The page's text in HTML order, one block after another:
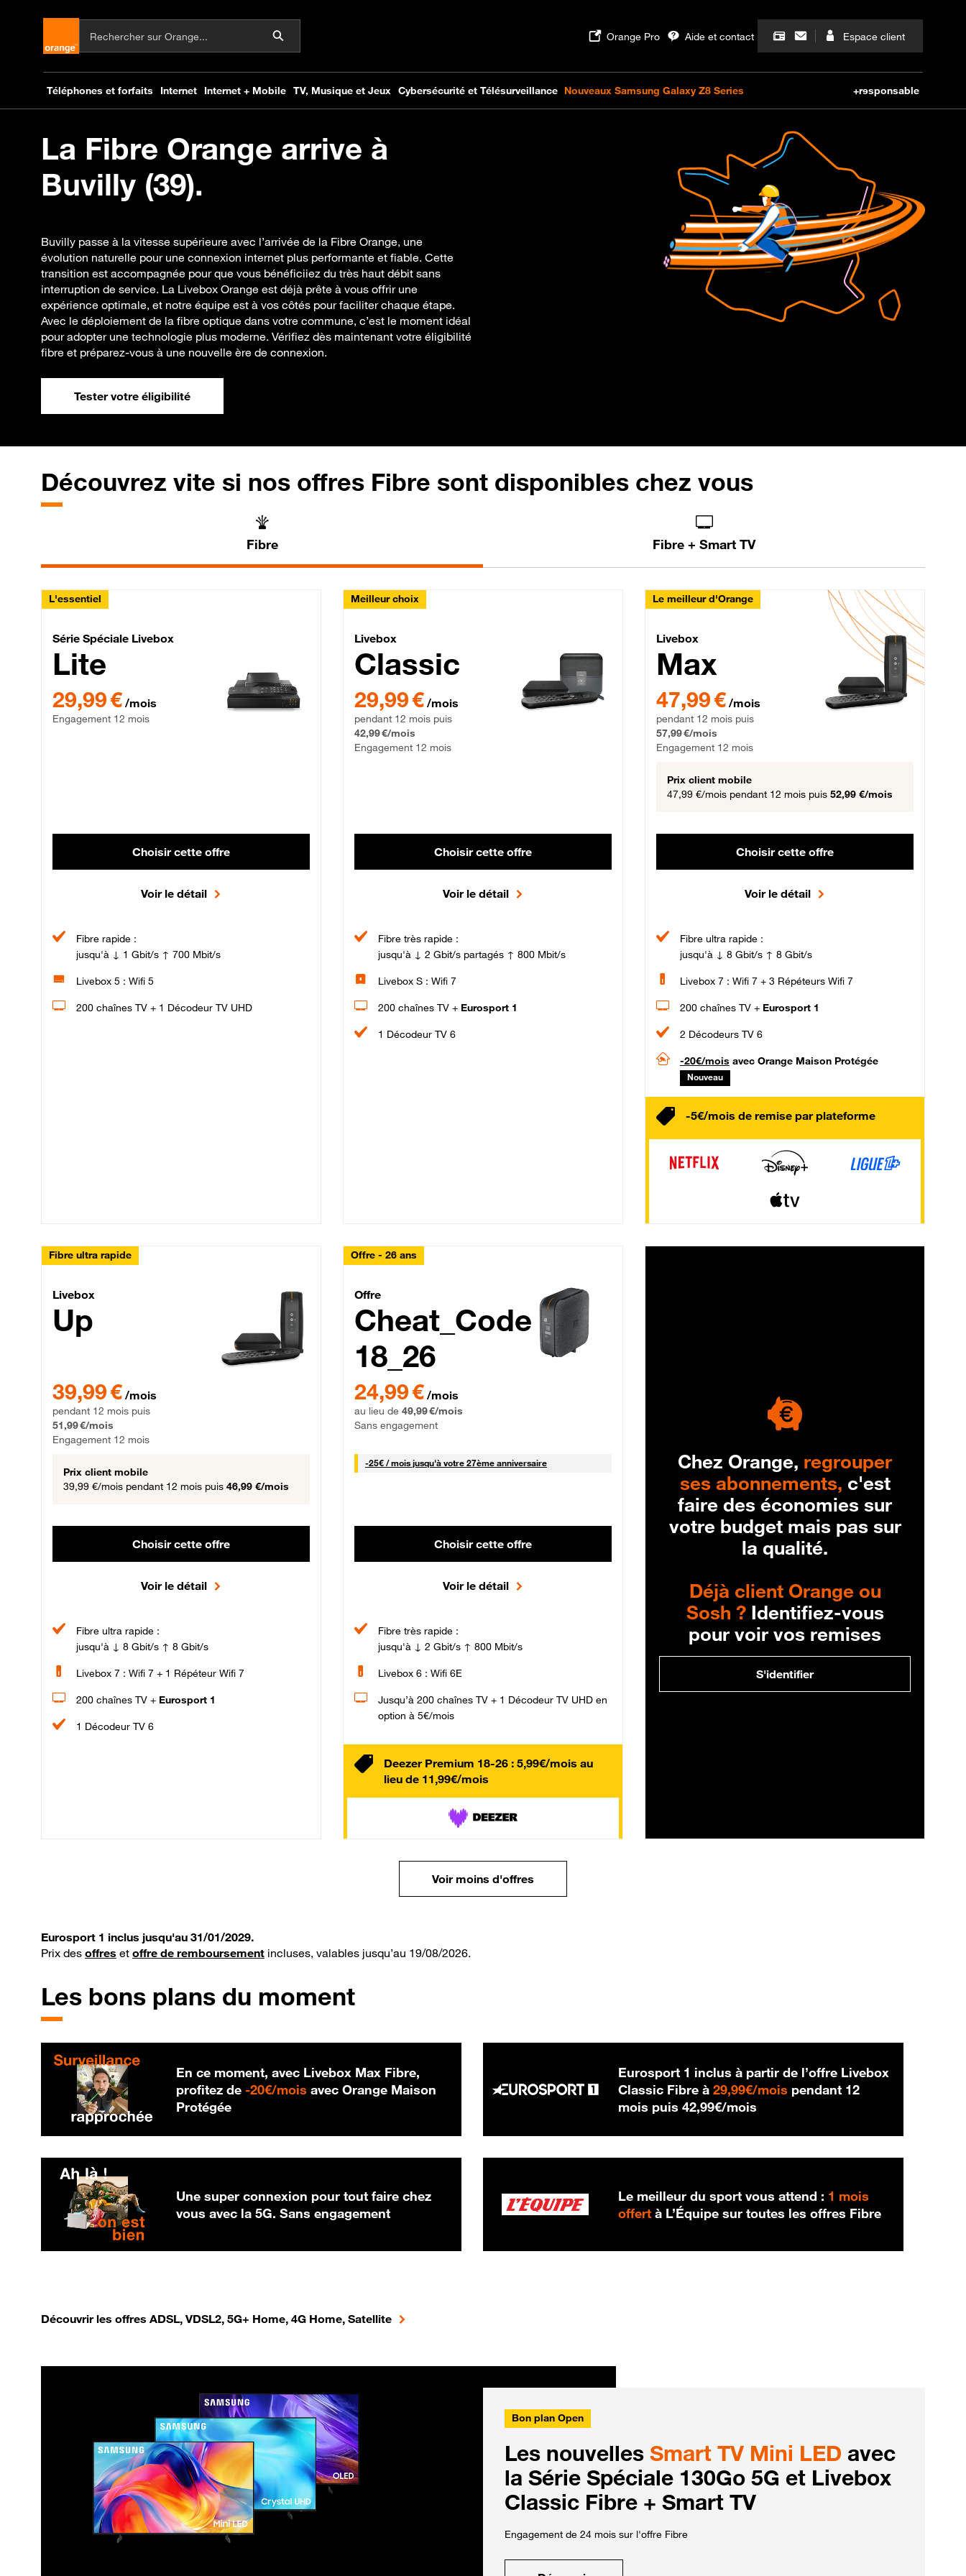
La Fibre Orange arrive à
Buvilly (39).
Buvilly passe à la vitesse supérieure avec l’arrivée de la Fibre Orange, une
évolution naturelle pour une connexion internet plus performante et fiable. Cette
transition est accompagnée pour que vous bénéficiiez du très haut débit sans
interruption de service. La Livebox Orange est déjà prête à vous offrir une
expérience optimale, et notre équipe est à vos côtés pour faciliter chaque étape.
Avec le déploiement de la fibre optique dans votre commune, c’est le moment idéal
pour adopter une technologie plus moderne. Vérifiez dès maintenant votre éligibilité
fibre et préparez-vous à une nouvelle ère de connexion.
Tester votre éligibilité
Découvrez vite si nos offres Fibre sont disponibles chez vous
Fibre Fibre + Smart TV
L'essentiel
Série Spéciale Livebox Lite Fibre
Série Spéciale Livebox
Lite
29,99 € par mois , Engagement 12 mois
29,99 € /mois
Engagement 12 mois
Choisir cette offre
Voir le détail
Fibre rapide :
jusqu'à ↓ 1 Gbit/s ↑ 700 Mbit/s
Livebox 5 : Wifi 5
200 chaînes TV + 1 Décodeur TV UHD
Meilleur choix
Livebox Classic Fibre
Livebox
Classic
29,99 € par mois pendant 12 mois puis 42,99 € par mois, Engagement 12 mois
29,99 € /mois
pendant 12 mois puis
42,99 €/mois
Engagement 12 mois
Choisir cette offre
Voir le détail
Fibre très rapide :
jusqu'à ↓ 2 Gbit/s partagés ↑ 800 Mbit/s
Livebox S : Wifi 7
200 chaînes TV + Eurosport 1
1 Décodeur TV 6
Le meilleur d'Orange
Livebox Max Fibre
Livebox
Max
47,99 € par mois pendant 12 mois puis 57,99 € par mois,
47,99 € /mois
pendant 12 mois puis
57,99 €/mois
Engagement 12 mois
Prix client mobile
47,99 €/mois pendant 12 mois puis 52,99 €/mois
Choisir cette offre
Voir le détail
Fibre ultra rapide :
jusqu'à ↓ 8 Gbit/s ↑ 8 Gbit/s
Livebox 7 : Wifi 7 + 3 Répéteurs Wifi 7
200 chaînes TV + Eurosport 1
2 Décodeurs TV 6
-20€/mois avec Orange Maison Protégée
Nouveau
-5€/mois de remise par plateforme
Fibre ultra rapide
Livebox Up Fibre
Livebox
Up
39,99 € /mois
pendant 12 mois puis
51,99 €/mois
Engagement 12 mois
Prix client mobile
39,99 €/mois pendant 12 mois puis 46,99 €/mois
Choisir cette offre
Voir le détail
Fibre ultra rapide :
jusqu'à ↓ 8 Gbit/s ↑ 8 Gbit/s
Livebox 7 : Wifi 7 + 1 Répéteur Wifi 7
200 chaînes TV + Eurosport 1
1 Décodeur TV 6
Offre - 26 ans
Cheat_Code Fibre_18_26
Offre
Cheat_Code
18_26
24,99 € /mois
au lieu de 49,99 €/mois
Sans engagement
-25€ / mois25 € par mois
jusqu'à votre 27ème anniversaire
Choisir cette offre
Voir le détail
Fibre très rapide :
jusqu'à ↓ 2 Gbit/s ↑ 800 Mbit/s
Livebox 6 : Wifi 6E
Jusqu’à 200 chaînes TV + 1 Décodeur TV UHD en
option à 5€/mois
Deezer Premium 18-26 : 5,99€/mois au
lieu de 11,99€/mois
Chez Orange, regrouper
ses abonnements, c'est
faire des économies sur
votre budget mais pas sur
la qualité.
Déjà client Orange ou
Sosh ?Identifiez-vous
pour voir vos remises
S'identifier
Voir moins d'offres
Eurosport 1 inclus jusqu'au 31/01/2029.
Prix des offres et offre de remboursement incluses, valables jusqu’au 19/08/2026.
Les bons plans du moment
En ce moment, avec Livebox Max Fibre,
profitez de -20€/mois 20 € par mois
avec Orange Maison
Protégée
Eurosport 1 inclus à partir de l’offre Livebox
Classic Fibre à29,99€/mois 29,99 € par mois
pendant 12
mois puis42,99€/mois
Une super connexion pour tout faire chez
vous avec la 5G. Sans engagement
Le meilleur du sport vous attend : 1 mois
offert à L’Équipe sur toutes les offres Fibre
Découvrir les offres ADSL, VDSL2, 5G+ Home, 4G Home, Satellite
Bon plan Open
Les nouvelles Smart TV Mini LED avec
la Série Spéciale 130Go 5G et Livebox
Classic Fibre + Smart TV
Engagement de 24 mois sur l'offre Fibre